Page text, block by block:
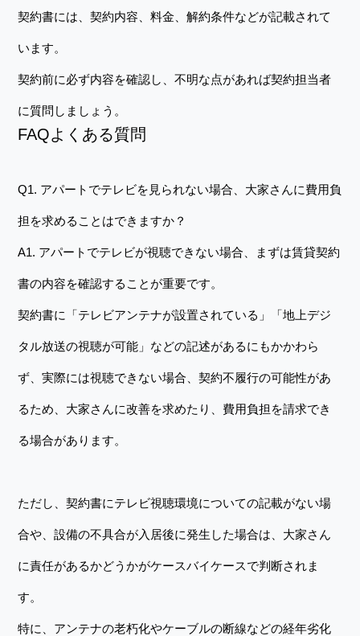
契約書には、契約内容、料金、解約条件などが記載されて
います。
契約前に必ず内容を確認し、不明な点があれば契約担当者
に質問しましょう。
FAQよくある質問
Q1. アパートでテレビを見られない場合、大家さんに費用負
担を求めることはできますか？
A1. アパートでテレビが視聴できない場合、まずは賃貸契約
書の内容を確認することが重要です。
契約書に「テレビアンテナが設置されている」「地上デジ
タル放送の視聴が可能」などの記述があるにもかかわら
ず、実際には視聴できない場合、契約不履行の可能性があ
るため、大家さんに改善を求めたり、費用負担を請求でき
る場合があります。
ただし、契約書にテレビ視聴環境についての記載がない場
合や、設備の不具合が入居後に発生した場合は、大家さん
に責任があるかどうかがケースバイケースで判断されま
す。
特に、アンテナの老朽化やケーブルの断線などの経年劣化